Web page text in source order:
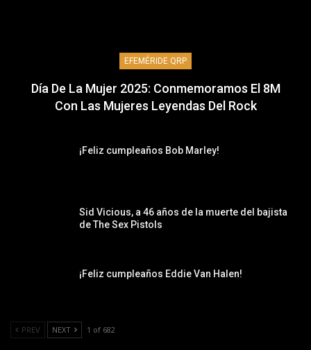
EFEMÉRIDE QRP
Día De La Mujer 2025: Conmemoramos El 8M
Con Las Mujeres Leyendas Del Rock
¡Feliz cumpleaños Bob Marley!
Sid Vicious, a 46 años de la muerte del bajista
de The Sex Pistols
¡Feliz cumpleaños Eddie Van Halen!
PREV NEXT 1 of 682